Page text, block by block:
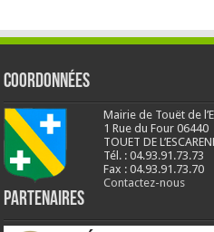
Coordonnées
Mairie de Touët de
1 Rue du Four 06440
TOUET DE
Tél. : 04.93.91.73.73
Fax : 04.93.91.73.70
Contactez-nous
Partenaires